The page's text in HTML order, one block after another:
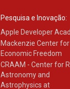
Pesquisa e Inovação:
Apple Developer
Mackenzie Center for
Economic Freedom
CRAAM - Center for
Astronomy and
Astrophysics at